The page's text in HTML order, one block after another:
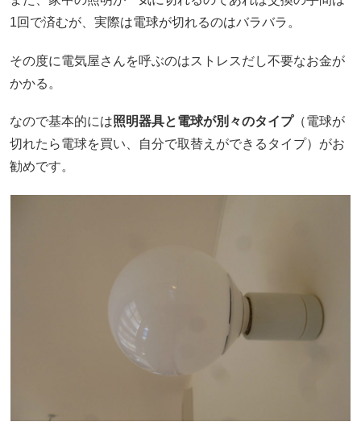
1回で済むが、実際は電球が切れるのはバラバラ。
その度に電気屋さんを呼ぶのはストレスだし不要なお金が
かかる。
なので基本的には照明器具と電球が別々のタイプ（電球が
切れたら電球を買い、自分で取替えができるタイプ）がお
勧めです。